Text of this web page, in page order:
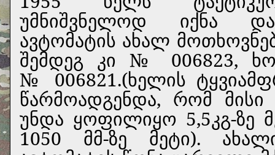
უმნიშვნელოდ იქნა
ავტომატის ახალ
შემდეგ კი № 006823,
№ 006821.(ხელის
წარმოადგენდა, რომ
უნდა ყოფილიყო 5,5კგ-ზე
1050 მმ-ზე მეტი).